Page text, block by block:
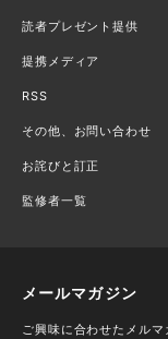
読者プレゼント提供
提携メディア
RSS
その他、お問い合わせ
お詫びと訂正
監修者一覧
メールマガジン
ご興味に合わせたメル